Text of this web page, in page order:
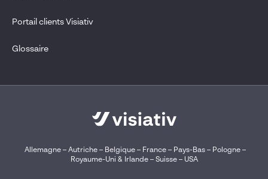
Portail clients Visiativ
Glossaire
Allemagne– Autriche– Belgique – France– Pays-Bas– Pologne–
Royaume-Uni & Irlande– Suisse– USA